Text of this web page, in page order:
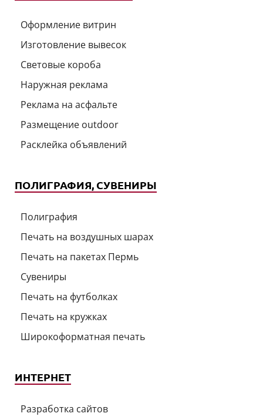
Оформление витрин
Изготовление вывесок
Световые короба
Наружная реклама
Реклама на асфальте
Размещение outdoor
Расклейка объявлений
ПОЛИГРАФИЯ, СУВЕНИРЫ
Полиграфия
Печать на воздушных шарах
Печать на пакетах Пермь
Сувениры
Печать на футболках
Печать на кружках
Широкоформатная печать
ИНТЕРНЕТ
Разработка сайтов